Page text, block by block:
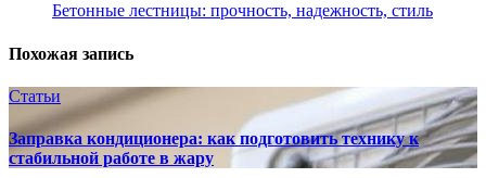
Бетонные лестницы: прочность, надежность, стиль
Похожая запись
Статьи
Заправка кондиционера: как подготовить технику к
стабильной работе в жару